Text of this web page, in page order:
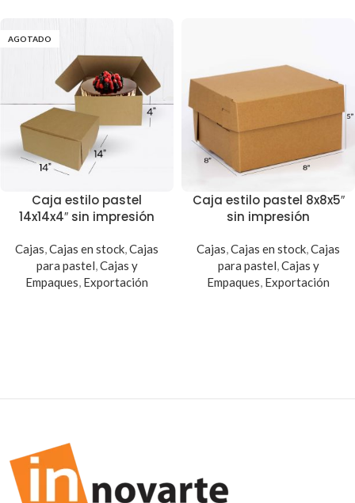
AGOTADO
Caja estilo pastel
14x14x4″ sin impresión
Cajas,Cajas en stock,Cajas
para pastel,Cajas y
Empaques, Exportación
Caja estilo pastel 8x8x5″
sin impresión
Cajas,Cajas en stock,Cajas
para pastel,Cajas y
Empaques, Exportación